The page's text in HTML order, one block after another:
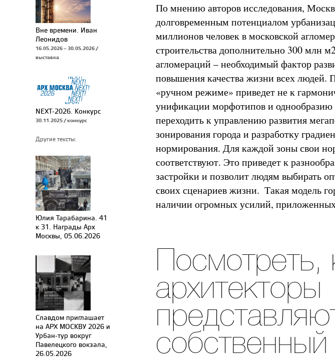
Вне времени. Иван
Леонидов
16.05.2026 – 30.05.2026 /
выставка
NEXT-2026. Конкурс
30.11.2025 / конкурс
Другие тексты:
Юлия Тарабарина. 41
к 31. Награды Арх
Москвы, 05.06.2026
Славдом приглашает
на АРХ МОСКВУ 2026 и
Урбан-тур вокруг
Павелецкого вокзала,
26.05.2026
По мнению авторов исследования,
долговременным потенциалом
миллионов человек в московской
строительства дополнительно 300 млн
агломераций – необходимый фактор
повышения качества жизни всех людей.
«ручном режиме» приведет не к
унификации морфотипов и однообразию
переходить к управлению развития
зонирования города и разработку
нормирования. Для каждой зоны свои
соответствуют. Это приведет к
застройки и позволит людям выбирать
своих сценариев жизни. ​​​​​​​ ​​​​​Такая модель
наличии огромных усилий,
Посмотреть,
архитекторы